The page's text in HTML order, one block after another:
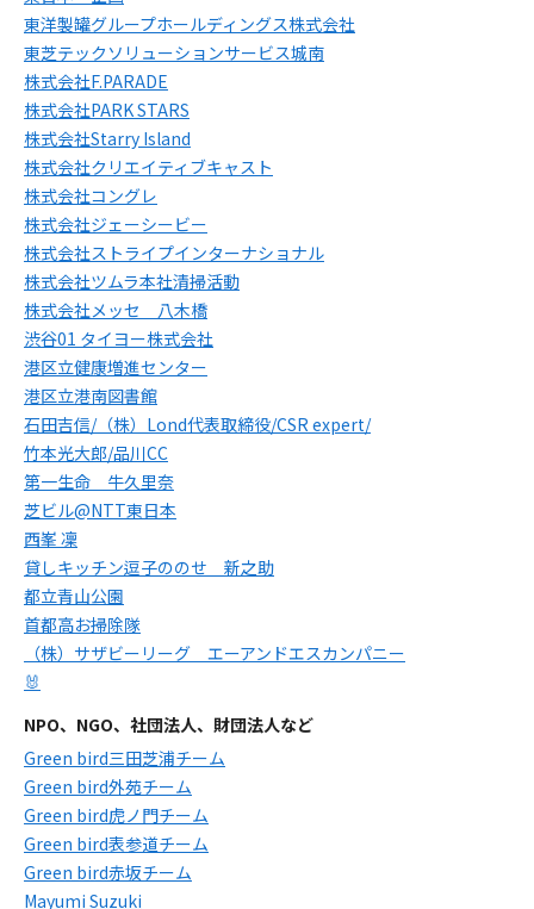
東洋製罐グループホールディングス株式会社
東芝テックソリューションサービス城南
株式会社F.PARADE
株式会社PARK STARS
株式会社Starry Island
株式会社クリエイティブキャスト
株式会社コングレ
株式会社ジェーシービー
株式会社ストライプインターナショナル
株式会社ツムラ本社清掃活動
株式会社メッセ 八木橋
渋谷01 タイヨー株式会社
港区立健康増進センター
港区立港南図書館
石田吉信/（株）Lond代表取締役/CSR expert/
竹本光大郎/品川CC
第一生命 牛久里奈
芝ビル@NTT東日本
西峯 凜
貸しキッチン逗子ののせ 新之助
都立青山公園
首都高お掃除隊
（株）サザビーリーグ エーアンドエスカンパニー
🐰
NPO、NGO、社団法人、財団法人など
Green bird三田芝浦チーム
Green bird外苑チーム
Green bird虎ノ門チーム
Green bird表参道チーム
Green bird赤坂チーム
Mayumi Suzuki